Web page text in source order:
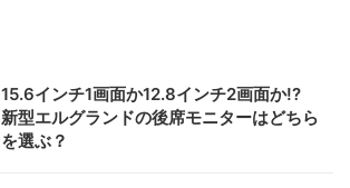
15.6インチ1画面か12.8インチ2画面か!?
新型エルグランドの後席モニターはどちら
を選ぶ？